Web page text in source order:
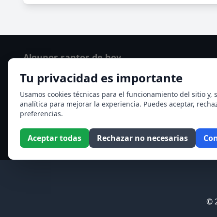
Tu privacidad es importante
Usamos cookies técnicas para el funcionamiento del sitio y,
analítica para mejorar la experiencia. Puedes aceptar,
preferencias.
Aceptar todas Rechazar no necesarias
Algunos santos de hoy
San Hormisda papa
Ver todos los santos de hoy
©